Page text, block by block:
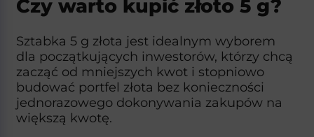
Czy warto kupić złoto 5 g?
Sztabka 5 g złota jest idealnym wyborem
dla początkujących inwestorów, którzy chcą
zacząć od mniejszych kwot i stopniowo
budować portfel złota bez konieczności
jednorazowego dokonywania zakupów na
większą kwotę.